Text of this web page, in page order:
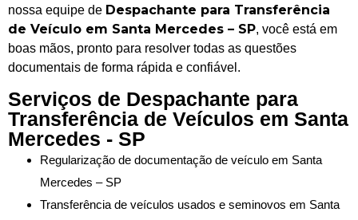
nossa equipe de Despachante para Transferência
de Veículo em Santa Mercedes – SP, você está em
boas mãos, pronto para resolver todas as questões
documentais de forma rápida e confiável.
Serviços de Despachante para
Transferência de Veículos em Santa
Mercedes - SP
Regularização de documentação de veículo em Santa
Mercedes – SP
Transferência de veículos usados e seminovos em Santa